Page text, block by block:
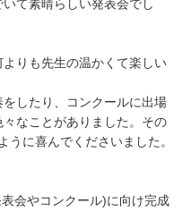
て素晴らしい発表会でし
りも先生の温かくて楽しい
したり、コンクールに出場
なことがありました。その
うに喜んでくださいました。
会やコンクール)に向け完成